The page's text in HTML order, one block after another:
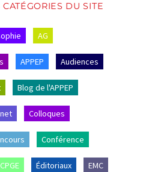
DU SITE
AG
APPEP Audiences
Blog de l'APPEP
Colloques
Conférence
CPGE Éditoriaux EMC